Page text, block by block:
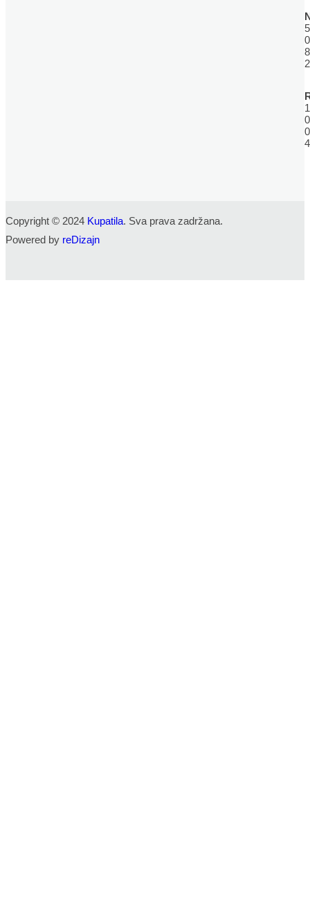
Copyright © 2024 Kupatila. Sva prava zadržana.
Powered by reDizajn